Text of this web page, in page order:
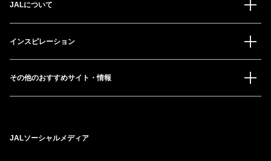
JALについて
インスピレーション
その他のおすすめサイト・情報
JALソーシャルメディア